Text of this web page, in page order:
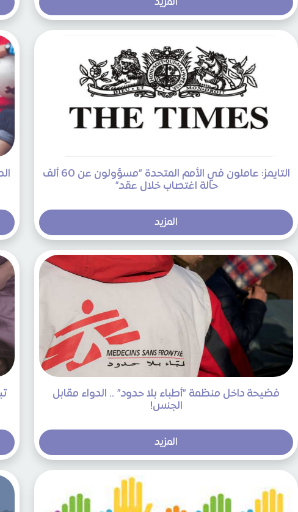
المزيد
التايمز: عاملون في الأمم المتحدة “مسؤولون عن 60 ألف
حالة اغتصاب خلال عقد”
المزيد
فضيحة داخل منظمة “أطباء بلا حدود” .. الدواء مقابل
الجنس!
المزيد